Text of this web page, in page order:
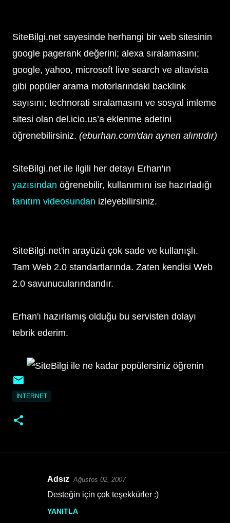
SiteBilgi.net sayesinde herhangi bir web sitesinin
google pagerank değerini; alexa sıralamasını;
google, yahoo, microsoft live search ve altavista
gibi popüler arama motorlarındaki backlink
sayısını; technorati sıralamasını ve sosyal imleme
sitesi olan del.icio.us’a eklenme adetini
öğrenebilirsiniz. (eburhan.com'dan aynen alıntıdır)
SiteBilgi.net ile ilgili her detayı Erhan'ın
yazısından öğrenebilir, kullanımını ise hazırladığı
tanıtım videosundan izleyebilirsiniz.
SiteBilgi.net'in arayüzü çok sade ve kullanışlı.
Tam Web 2.0 standartlarında. Zaten kendisi Web
2.0 savunucularındandır.
Erhan'ı hazırlamış olduğu bu servisten dolayı
tebrik ederim.
İNTERNET
Adsız Ağustos 02, 2007
Desteğin için çok teşekkürler :)
YANITLA